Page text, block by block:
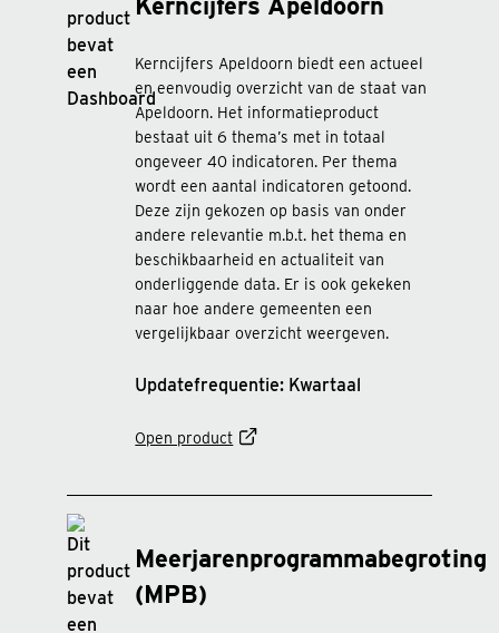
Kerncijfers Apeldoorn biedt een actueel
en eenvoudig overzicht van de staat van
Apeldoorn. Het informatieproduct
bestaat uit 6 thema’s met in totaal
ongeveer 40 indicatoren. Per thema
wordt een aantal indicatoren getoond.
Deze zijn gekozen op basis van onder
andere relevantie m.b.t. het thema en
beschikbaarheid en actualiteit van
onderliggende data. Er is ook gekeken
naar hoe andere gemeenten een
vergelijkbaar overzicht weergeven.
Updatefrequentie: Kwartaal
Open product
Meerjarenprogrammabegroting
(MPB)